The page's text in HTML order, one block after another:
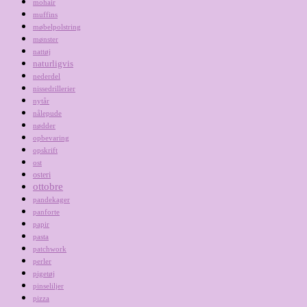
mohair
muffins
møbelpolstring
mønster
nattøj
naturligvis
nederdel
nissedrillerier
nytår
nålepude
nødder
opbevaring
opskrift
ost
osteri
ottobre
pandekager
panforte
papir
pasta
patchwork
perler
pigetøj
pinseliljer
pizza